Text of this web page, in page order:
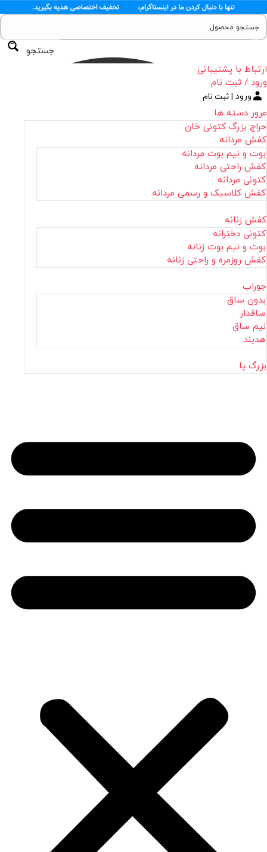
جستجو
ارتباط با پشتیبانی
ورود / ثبت نام
ورود | ثبت نام
مرور دسته ها
حراج بزرگ کتونی خان
کفش مردانه
بوت و نیم بوت مردانه
کفش راحتی مردانه
کتونی مردانه
کفش کلاسیک و رسمی مردانه
کفش زنانه
کتونی دخترانه
بوت و نیم بوت زنانه
کفش روزمره و راحتی زنانه
جوراب
بدون ساق
ساقدار
نیم ساق
هدبند
بزرگ پا